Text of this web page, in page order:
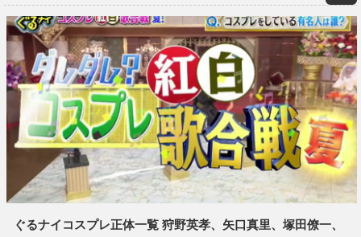
ぐるナイコスプレ正体一覧 狩野英孝、矢口真里、塚田僚一、